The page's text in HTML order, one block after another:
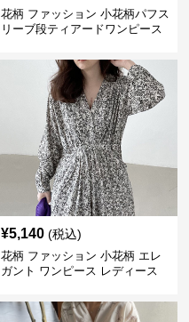
花柄 ファッション 小花柄パフス
リーブ段ティアードワンピース
¥5,140 (税込)
花柄 ファッション 小花柄 エレ
ガント ワンピース レディース